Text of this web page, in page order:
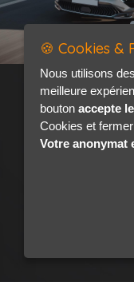
🍪 Cookies &
Nous utilisons
meilleure
bouton accepte
Cookies et
Votre anonymat